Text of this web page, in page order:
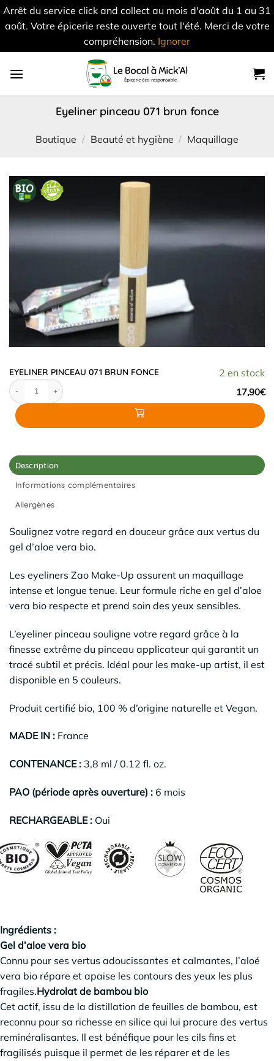
Arrêt du service click and collect au mois d'août du 1 au 31
août. Votre épicerie reste ouverte tout l'été. Merci de votre
compréhension. Ignorer
eyeliner pinceau 071 brun fonce
Boutique / Beauté et hygiène / Maquillage
2 en stock
EYELINER PINCEAU 071 BRUN FONCE
17,90€
quantité de EYELINER PINCEAU 071 BRUN FONCE
Description
Informations complémentaires
Allergènes
Soulignez votre regard en douceur grâce aux vertus du
gel d’aloe vera bio.
Les eyeliners Zao Make-Up assurent un maquillage
intense et longue tenue. Leur formule riche en gel d’aloe
vera bio respecte et prend soin des yeux sensibles.
L’eyeliner pinceau souligne votre regard grâce à la
finesse extrême du pinceau applicateur qui garantit un
tracé subtil et précis. Idéal pour les make-up artist, il est
disponible en 5 couleurs.
Produit certifié bio, 100 % d’origine naturelle et Vegan.
MADE IN : France
CONTENANCE : 3,8 ml / 0.12 fl. oz.
PAO (période après ouverture) : 6 mois
RECHARGEABLE : Oui
Ingrédients :
Gel d’aloe vera bio
Connu pour ses vertus adoucissantes et calmantes, l’aloé
vera bio répare et apaise les contours des yeux les plus
fragiles.Hydrolat de bambou bio
Cet actif, issu de la distillation de feuilles de bambou, est
reconnu pour sa richesse en silice qui lui procure des vertus
reminéralisantes. Il est bénéfique pour les cils fins et
fragilisés puisque il permet de les réparer et de les